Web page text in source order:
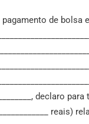
de
declaro